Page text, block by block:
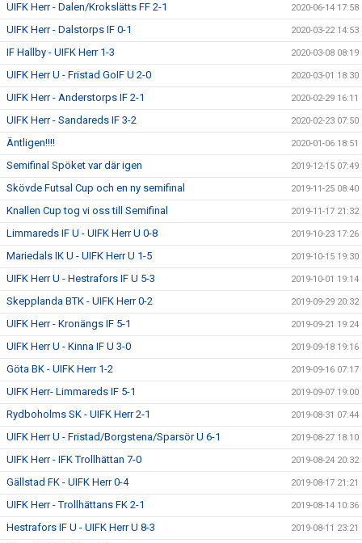
UIFK Herr - Dalen/Krokslätts FF 2-1 2020-06-14 17:58
UIFK Herr - Dalstorps IF 0-1 2020-03-22 14:53
IF Hallby - UIFK Herr 1-3 2020-03-08 08:19
UIFK Herr U - Fristad GoIF U 2-0 2020-03-01 18:30
UIFK Herr - Anderstorps IF 2-1 2020-02-29 16:11
UIFK Herr - Sandareds IF 3-2 2020-02-23 07:50
Äntligen!!!! 2020-01-06 18:51
Semifinal Spöket var där igen 2019-12-15 07:49
Skövde Futsal Cup och en ny semifinal 2019-11-25 08:40
Knallen Cup tog vi oss till Semifinal 2019-11-17 21:32
Limmareds IF U - UIFK Herr U 0-8 2019-10-23 17:26
Mariedals IK U - UIFK Herr U 1-5 2019-10-15 19:30
UIFK Herr U - Hestrafors IF U 5-3 2019-10-01 19:14
Skepplanda BTK - UIFK Herr 0-2 2019-09-29 20:32
UIFK Herr - Kronängs IF 5-1 2019-09-21 19:24
UIFK Herr U - Kinna IF U 3-0 2019-09-18 19:16
Göta BK - UIFK Herr 1-2 2019-09-16 07:17
UIFK Herr- Limmareds IF 5-1 2019-09-07 19:00
Rydboholms SK - UIFK Herr 2-1 2019-08-31 07:44
UIFK Herr U - Fristad/Borgstena/Sparsör U 6-1 2019-08-27 18:10
UIFK Herr - IFK Trollhättan 7-0 2019-08-24 20:32
Gällstad FK - UIFK Herr 0-4 2019-08-17 21:21
UIFK Herr - Trollhättans FK 2-1 2019-08-14 10:36
Hestrafors IF U - UIFK Herr U 8-3 2019-08-11 23:21